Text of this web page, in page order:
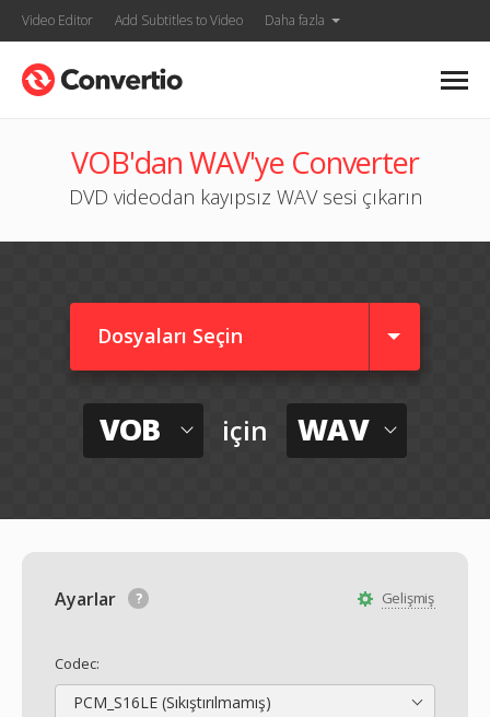
Video Editor Add Subtitles to Video Daha fazla
VOB'dan WAV'ye Converter
DVD videodan kayıpsız WAV sesi çıkarın
Dosyaları Seçin
VOB için WAV
Gelişmiş
Ayarlar
Codec:
PCM_S16LE (Sıkıştırılmamış)